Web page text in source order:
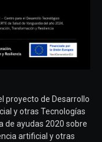
proyecto de Desarrollo
y otras Tecnologías
de ayudas 2020 sobre
artificial y otras